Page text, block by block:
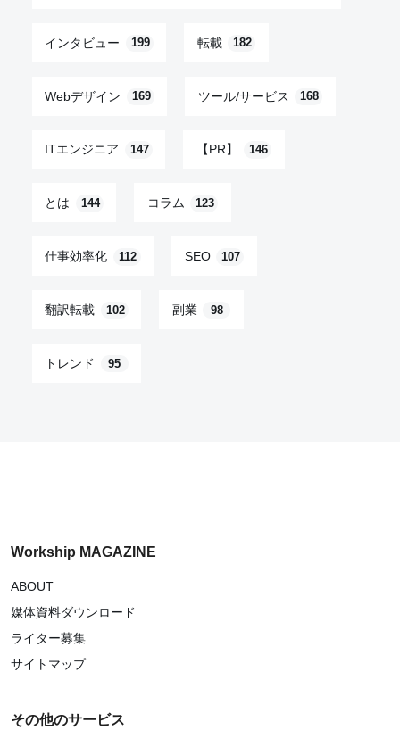
インタビュー 199 転載 182
Webデザイン 169 ツール/サービス 168
ITエンジニア 147 【PR】 146
とは 144 コラム 123
仕事効率化 112 SEO 107
翻訳転載 102 副業 98
トレンド 95
Workship MAGAZINE
ABOUT
媒体資料ダウンロード
ライター募集
サイトマップ
その他のサービス